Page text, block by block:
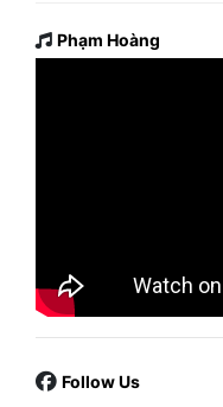
Phạm Hoàng
Follow Us